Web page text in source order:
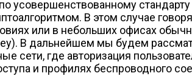
В этом случае
или в небольших офисах
В дальнейшем мы будем
сети, где авторизация
и профилях беспроводного